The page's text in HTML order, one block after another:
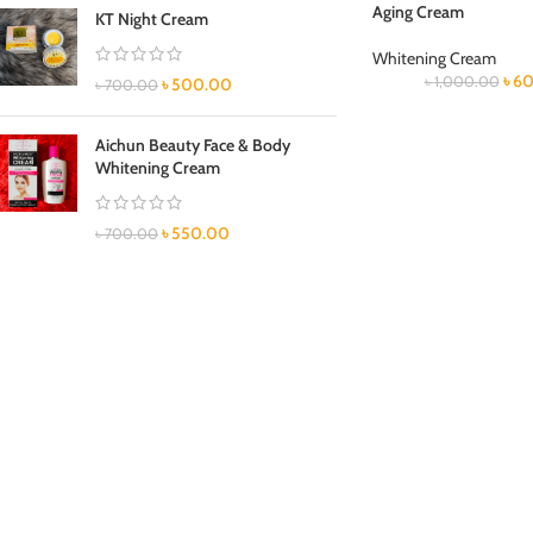
KT Night Cream
৳700.00 ৳500.00
Aichun Beauty Face & Body
Whitening Cream
৳700.00 ৳550.00
Aging Cream
Whitening Cream
৳1,000.00 ৳